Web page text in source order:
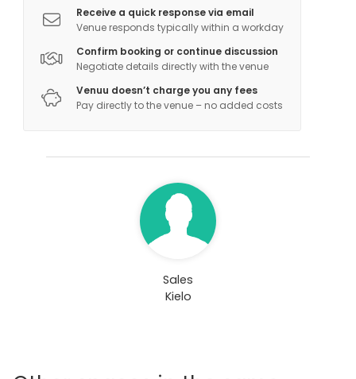
Receive a quick response via email
Venue responds typically within a workday
Confirm booking or continue discussion
Negotiate details directly with the venue
Venuu doesn’t charge you any fees
Pay directly to the venue – no added costs
Sales
Kielo